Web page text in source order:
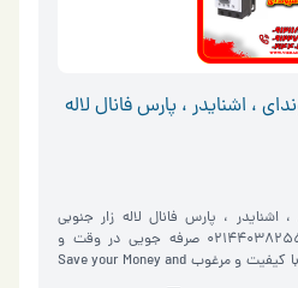
، اشنایدر ، پارس فانال لاله
اشنایدر ، پارس فانال لاله زار جنوبی
09121181489-09122717361-02144038255 صرفه جویی در وقت و
هزینه با سرمایه گذاری در کالای با کیفیت و مرغوب Save your Money and